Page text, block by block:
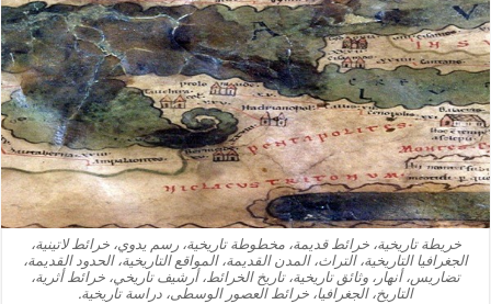
خريطة تاريخية، خرائط قديمة، مخطوطة تاريخية، رسم يدوي، خرائط لاتينية،
الجغرافيا التاريخية، التراث، المدن القديمة، المواقع التاريخية، الحدود القديمة،
تضاريس، أنهار، وثائق تاريخية، تاريخ الخرائط، أرشيف تاريخي، خرائط أثرية،
التاريخ، الجغرافيا، خرائط العصور الوسطى، دراسة تاريخية.